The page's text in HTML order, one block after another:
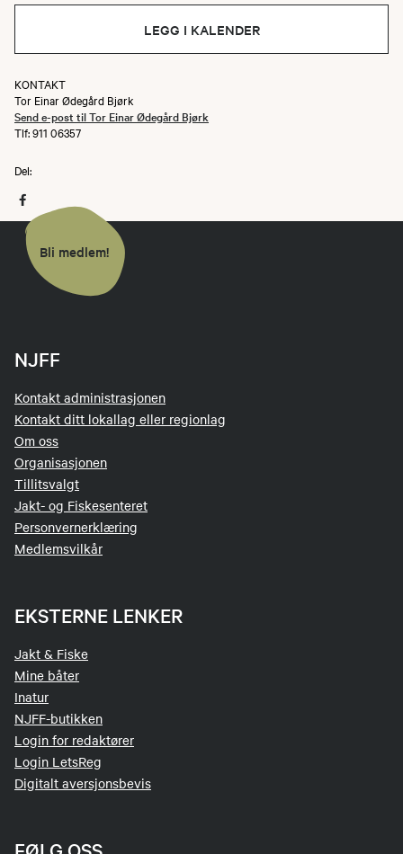
LEGG I KALENDER
KONTAKT
Tor Einar Ødegård Bjørk
Send e-post til Tor Einar Ødegård Bjørk
Tlf: 911 06357
Del:
Bli medlem!
NJFF
Kontakt administrasjonen
Kontakt ditt lokallag eller regionlag
Om oss
Organisasjonen
Tillitsvalgt
Jakt- og Fiskesenteret
Personvernerklæring
Medlemsvilkår
EKSTERNE LENKER
Jakt & Fiske
Mine båter
Inatur
NJFF-butikken
Login for redaktører
Login LetsReg
Digitalt aversjonsbevis